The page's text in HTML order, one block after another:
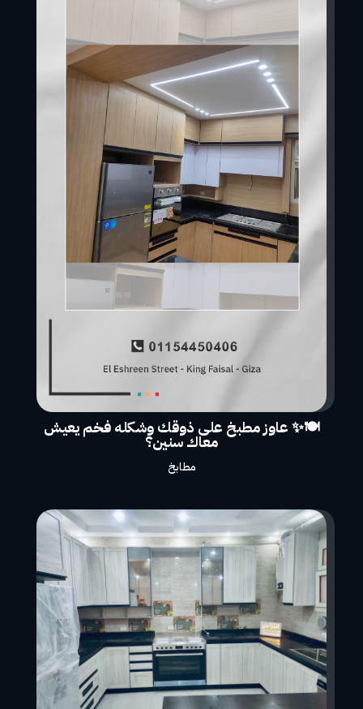
🍽️✨ عاوز مطبخ على ذوقك وشكله فخم يعيش
معاك سنين؟
مطابخ